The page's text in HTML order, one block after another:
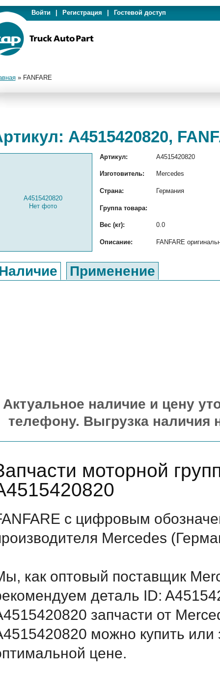
Войти Регистрация Гостевой доступ
» FANFARE
A4515420820,
A4515420820
Нет фото
Артикул: A4515420820
Изготовитель: Mercedes
Страна: Германия
Группа товара:
Вес (кг): 0.0
Описание: FANFARE
Применение
Актуальное наличие и цену
телефону. Выгрузка наличия
моторной
с цифровым
Mercedes
как оптовый поставщик
деталь ID:
запчасти от
можно купить или
цене.